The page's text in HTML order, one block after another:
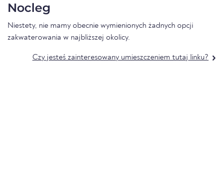
Nocleg
Niestety, nie mamy obecnie wymienionych żadnych opcji
zakwaterowania w najbliższej okolicy.
Czy jesteś zainteresowany umieszczeniem tutaj linku?